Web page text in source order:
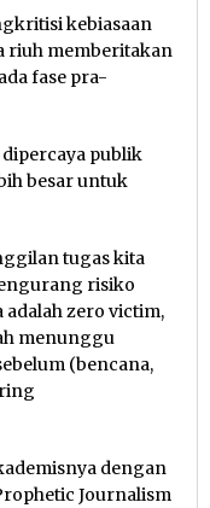
kebiasaan
riuh memberitakan
fase pra-
publik
besar untuk
tugas kita
risiko
adalah zero victim,
menunggu
(bencana,
dengan
Journalism